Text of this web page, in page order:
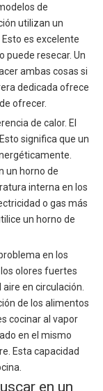
de
utilizan un
es excelente
puede resecar. Un
ambas cosas si
dedicada ofrece
ofrecer.
de calor. El
significa que un
un horno de
interna en los
o gas más
un horno de
en los
olores fuertes
en circulación.
de los alimentos
cocinar al vapor
en el mismo
Esta capacidad
en un